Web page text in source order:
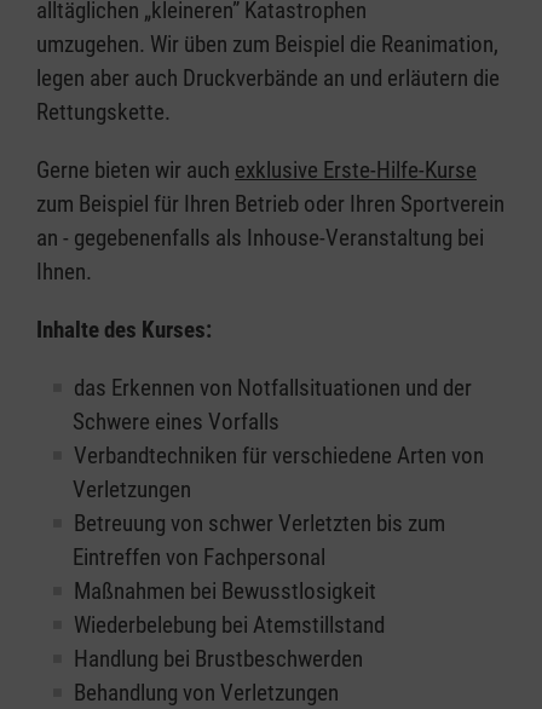
alltäglichen „kleineren” Katastrophen
umzugehen. Wir üben zum Beispiel die Reanimation,
legen aber auch Druckverbände an und erläutern die
Rettungskette.
Gerne bieten wir auch exklusive Erste-Hilfe-Kurse
zum Beispiel für Ihren Betrieb oder Ihren Sportverein
an - gegebenenfalls als Inhouse-Veranstaltung bei
Ihnen.
Inhalte des Kurses:
das Erkennen von Notfallsituationen und der
Schwere eines Vorfalls
Verbandtechniken für verschiedene Arten von
Verletzungen
Betreuung von schwer Verletzten bis zum
Eintreffen von Fachpersonal
Maßnahmen bei Bewusstlosigkeit
Wiederbelebung bei Atemstillstand
Handlung bei Brustbeschwerden
Behandlung von Verletzungen